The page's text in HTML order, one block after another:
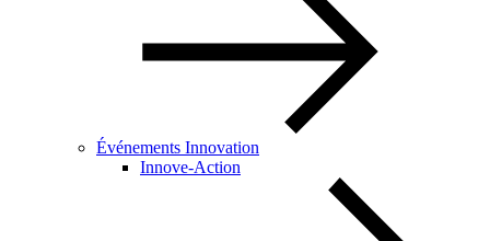
Événements Innovation
Innove-Action